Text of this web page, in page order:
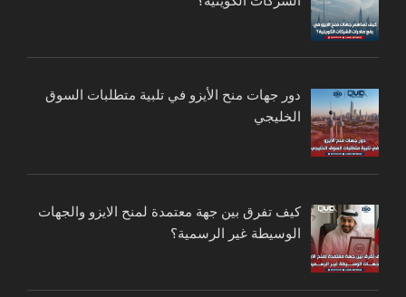
دور جهات منح الأيزو في تلبية متطلبات السوق
الخليجي
كيف تفرق بين جهة معتمدة لمنح الايزو والجهات
الوسيطة غير الرسمية؟